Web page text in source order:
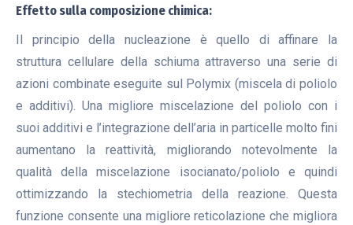
Effetto sulla composizione chimica:
Il principio della nucleazione è quello di affinare la
struttura cellulare della schiuma attraverso una serie di
azioni combinate eseguite sul Polymix (miscela di poliolo
e additivi). Una migliore miscelazione del poliolo con i
suoi additivi e l’integrazione dell’aria in particelle molto fini
aumentano la reattività, migliorando notevolmente la
qualità della miscelazione isocianato/poliolo e quindi
ottimizzando la stechiometria della reazione. Questa
funzione consente una migliore reticolazione che migliora